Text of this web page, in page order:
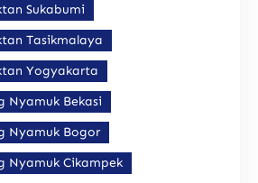
Sukabumi
Tasikmalaya
Yogyakarta
Nyamuk Bekasi
Nyamuk Bogor
Nyamuk Cikampek